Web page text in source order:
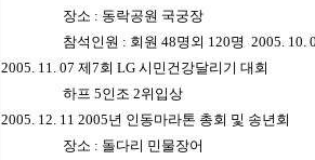
장소 : 동락공원 국궁장
참석인원 : 회원 48명외 120명 2005. 10. 03
2005. 11. 07 제7회 LG 시민건강달리기 대회
하프 5인조 2위입상
2005. 12. 11 2005년 인동마라톤 총회 및 송년회
장소 : 돌다리 민물장어